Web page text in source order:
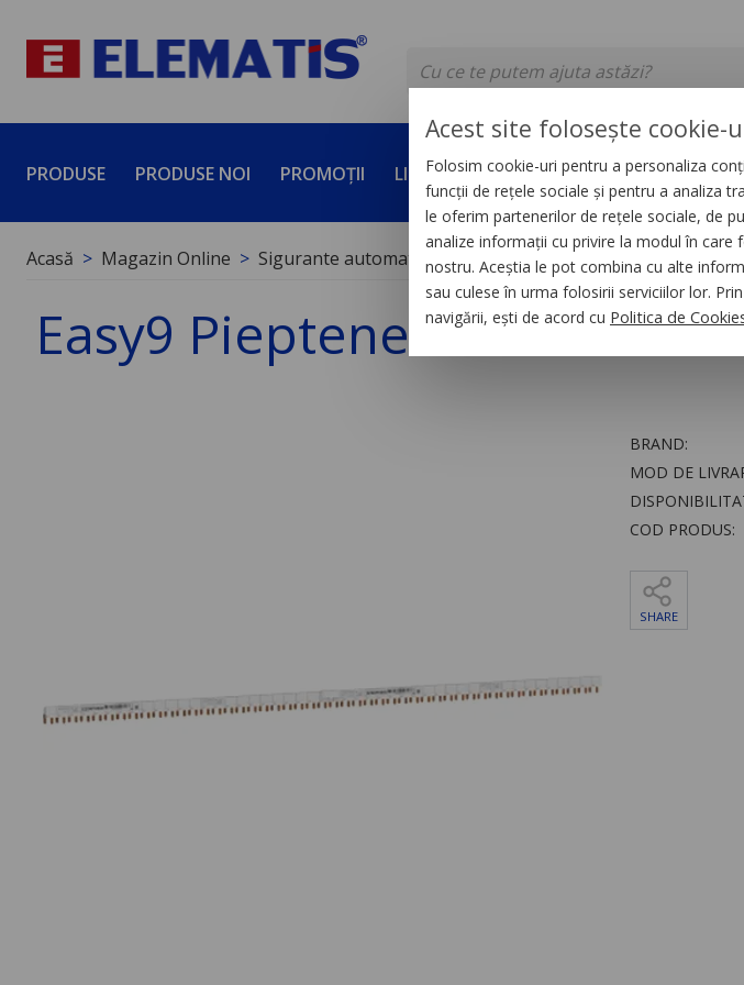
PRODUSE PRODUSE NOI PROMOȚII LICHIDĂRI DE STOC SERVICII
Acasă Magazin Online Sigurante automate Accesorii
Easy9 Pieptene 1P+N 48
BRAND:
MOD DE
COD PRODUS:
SHARE
Acest site folosește cookie-
Folosim cookie-uri pentru a personaliza
funcții de rețele sociale și pentru a analiza
le oferim partenerilor de rețele sociale, de
analize informații cu privire la modul în care
nostru. Aceștia le pot combina cu alte
sau culese în urma folosirii serviciilor lor.
navigării, ești de acord cu Politica de